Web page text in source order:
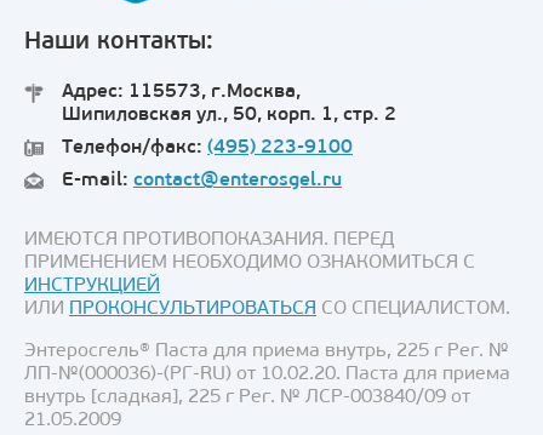
Наши контакты:
Адрес: 115573, г.Москва,
Шипиловская ул., 50, корп. 1, стр. 2
Телефон/факс: (495) 223-9100
E-mail: contact@enterosgel.ru
ИМЕЮТСЯ ПРОТИВОПОКАЗАНИЯ. ПЕРЕД
ПРИМЕНЕНИЕМ НЕОБХОДИМО ОЗНАКОМИТЬСЯ С
ИНСТРУКЦИЕЙ
ИЛИ ПРОКОНСУЛЬТИРОВАТЬСЯ СО СПЕЦИАЛИСТОМ.
Энтеросгель® Паста для приема внутрь, 225 г Рег. №
ЛП-№(000036)-(РГ-RU) от 10.02.20. Паста для приема
внутрь [сладкая], 225 г Рег. № ЛСР-003840/09 от
21.05.2009